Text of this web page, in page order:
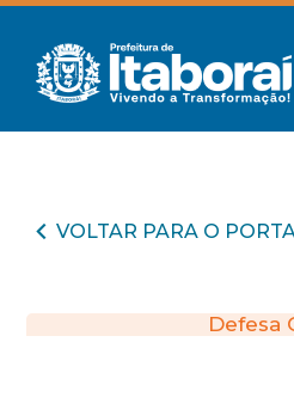
VOLTAR PARA O
Defesa